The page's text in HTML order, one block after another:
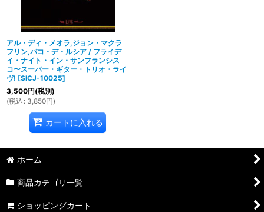
アル・ディ・メオラ,ジョン・マクラ
フリン,パコ・デ・ルシア / フライデ
イ・ナイト・イン・サンフランシス
コ〜スーパー・ギター・トリオ・ライ
ヴ! [SICJ-10025]
3,500円(税別)
(税込 : 3,850円)
カートに入れる
ホーム
商品カテゴリ一覧
ショッピングカート